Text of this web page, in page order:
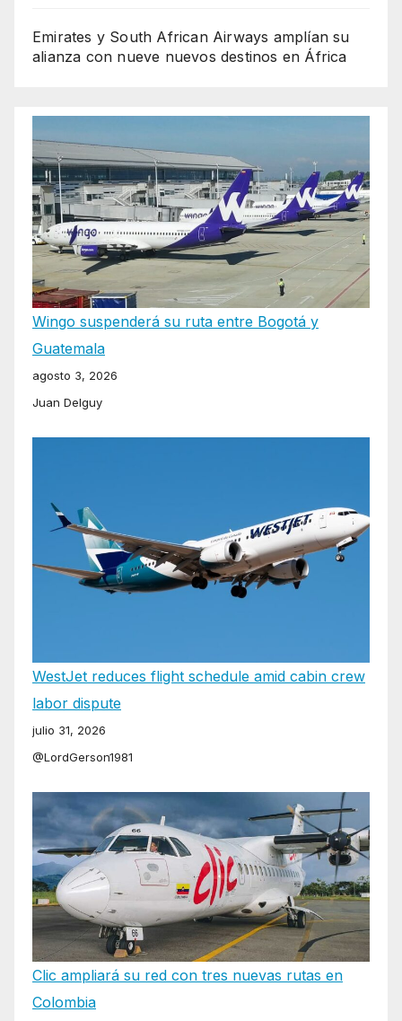
Emirates y South African Airways amplían su
alianza con nueve nuevos destinos en África
Wingo suspenderá su ruta entre Bogotá y
Guatemala
agosto 3, 2026
Juan Delguy
WestJet reduces flight schedule amid cabin crew
labor dispute
julio 31, 2026
@LordGerson1981
Clic ampliará su red con tres nuevas rutas en
Colombia